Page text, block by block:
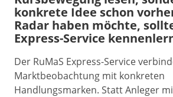
konkrete Idee schon
Radar haben möchte,
Express-Service
Der RuMaS Express-Service
Marktbeobachtung mit konkreten
Handlungsmarken. Statt Anleger